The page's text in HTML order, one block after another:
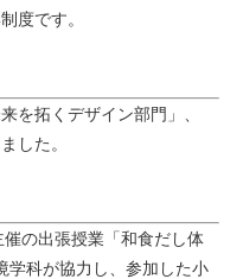
度です。
を拓くデザイン部門」、
した。
の出張授業「和食だし体
学科が協力し、参加した小